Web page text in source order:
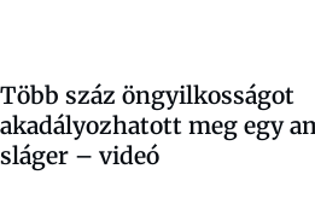
Több száz öngyilkosságot
akadályozhatott meg egy
sláger – videó